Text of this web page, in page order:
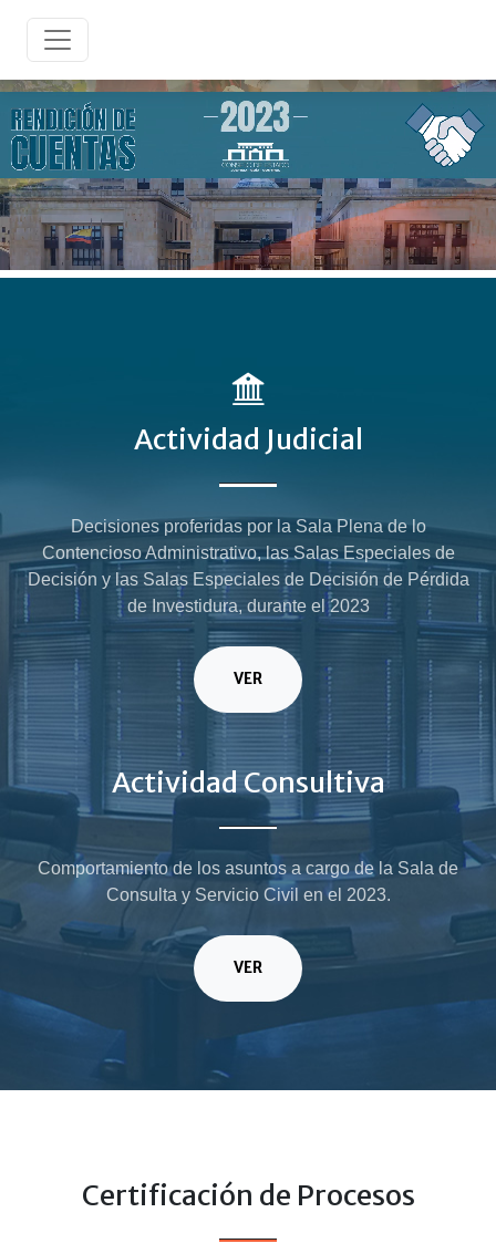
Actividad Judicial
Decisiones proferidas por la Sala Plena de lo
Contencioso Administrativo, las Salas Especiales de
Decisión y las Salas Especiales de Decisión de Pérdida
de Investidura, durante el 2023
VER
Actividad Consultiva
Comportamiento de los asuntos a cargo de la Sala de
Consulta y Servicio Civil en el 2023.
VER
Certificación de Procesos